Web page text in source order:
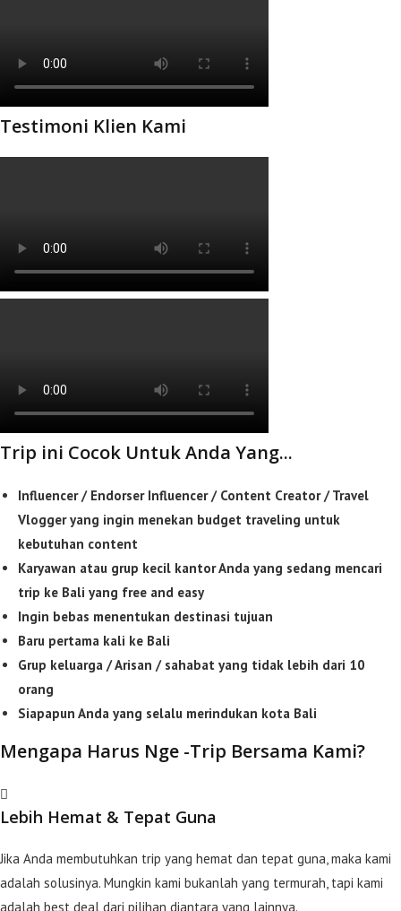
Testimoni Klien Kami
Trip ini Cocok Untuk Anda Yang...
Influencer / Endorser Influencer / Content Creator / Travel
Vlogger yang ingin menekan budget traveling untuk
kebutuhan content
Karyawan atau grup kecil kantor Anda yang sedang mencari
trip ke Bali yang free and easy
Ingin bebas menentukan destinasi tujuan
Baru pertama kali ke Bali
Grup keluarga / Arisan / sahabat yang tidak lebih dari 10
orang
Siapapun Anda yang selalu merindukan kota Bali
Mengapa Harus Nge -Trip Bersama Kami?
Lebih Hemat & Tepat Guna
Jika Anda membutuhkan trip yang hemat dan tepat guna, maka kami
adalah solusinya. Mungkin kami bukanlah yang termurah, tapi kami
adalah best deal dari pilihan diantara yang lainnya.